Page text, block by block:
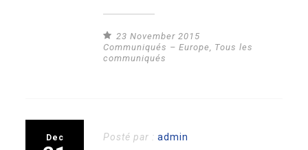
23 November 2015
Communiqués – Europe
Tous les
communiqués
Dec Posté par :admin